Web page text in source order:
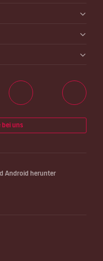
bei uns
Android herunter